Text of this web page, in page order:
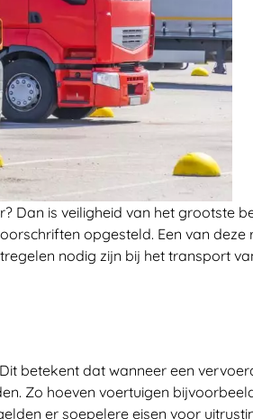
is veiligheid van het grootste
opgesteld. Een van
nodig zijn bij het transport
betekent dat wanneer een
Zo hoeven voertuigen
er soepelere eisen voor